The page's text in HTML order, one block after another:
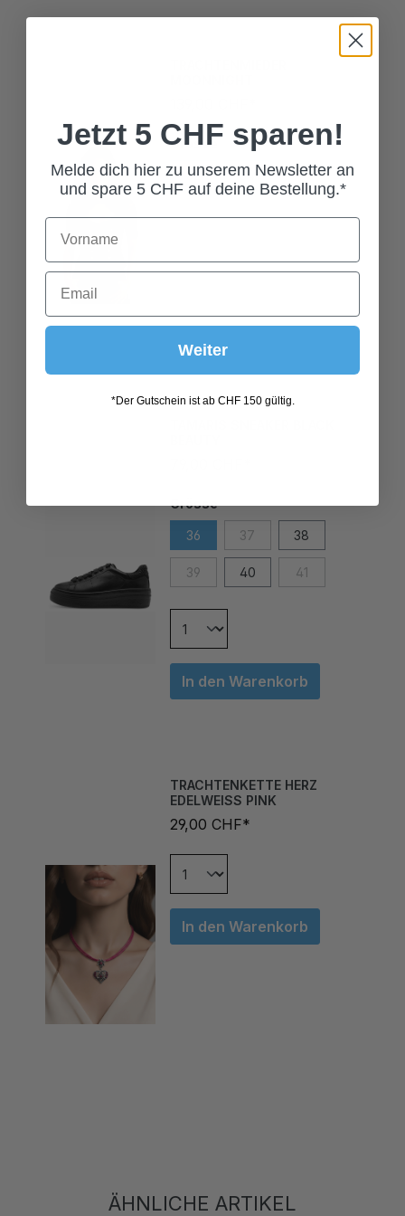
Grösse
34
38 40 42
TAMARIS SNEAKER BLACK
39 40 41
In den Warenkorb
EDELWEISS PINK
29,00 CHF*
In den Warenkorb
Jetzt 5 CHF sparen!
Melde dich hier zu unserem Newsletter an
und spare 5 CHF auf deine Bestellung.*
Weiter
*Der Gutschein ist ab CHF 150 gültig.